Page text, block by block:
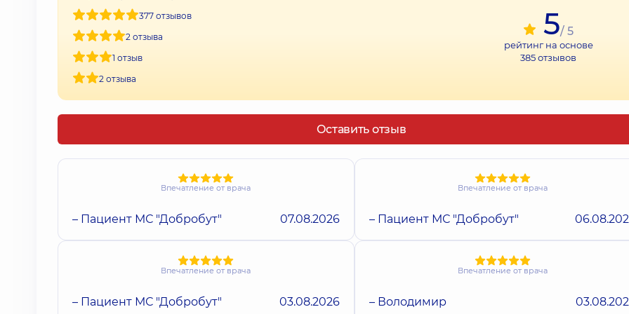
377 отзывов
2 отзыва
1 отзыв
2 отзыва
5/ 5
рейтинг на основе
385отзывов
Оставить отзыв
Впечатление от врача
– Пациент МС "Добробут" 07.08.2026
Впечатление от врача
– Пациент МС "Добробут"
Впечатление от врача
– Пациент МС "Добробут" 03.08.2026
Впечатление от врача
– Володимир